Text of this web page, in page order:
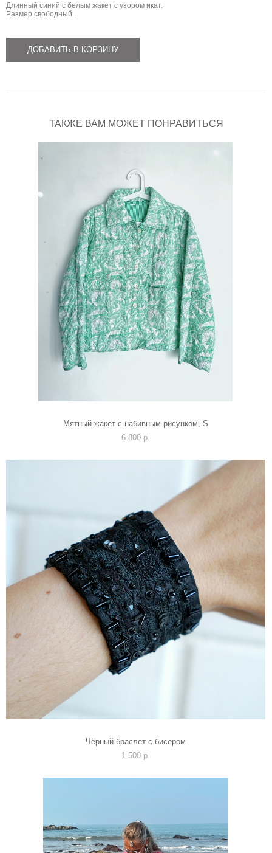
Длинный синий с белым жакет с узором икат.
Размер свободный.
ДОБАВИТЬ В КОРЗИНУ
ТАКЖЕ ВАМ МОЖЕТ ПОНРАВИТЬСЯ
Мятный жакет с набивным рисунком, S
6 800 p.
Чёрный браслет с бисером
1 500 p.